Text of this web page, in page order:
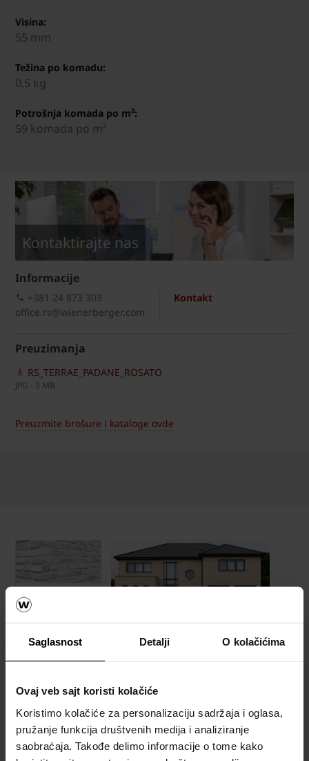
Saglasnost Detalji O kolačićima
Ovaj veb sajt koristi kolačiće
Koristimo kolačiće za personalizaciju sadržaja i oglasa,
pružanje funkcija društvenih medija i analiziranje
saobraćaja. Takođe delimo informacije o tome kako
Visina:
55 mm
Težina po komadu:
0,5 kg
Potrošnja komada po m²:
59 komada po m²
Kontaktirajte nas
Informacije
Kontakt
+381 24 873 303
office.rs@wienerberger.com
Preuzimanja
RS_TERRAE_PADANE_ROSATO
JPG - 3 MB
Preuzmite brošure i kataloge ovde
Fasada
Katalozi,
brošure i
tehnička
Referetni objekti